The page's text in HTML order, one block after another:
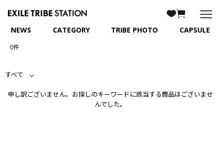
NEWS CATEGORY TRIBE PHOTO CAPSULE
0件
すべて
申し訳ございません。お探しのキーワードに該当する商品はございませ
んでした。